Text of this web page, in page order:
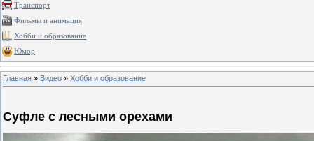
Транспорт
Фильмы и анимация
Хобби и образование
Юмор
Главная » Видео » Хобби и образование
Суфле с лесными орехами